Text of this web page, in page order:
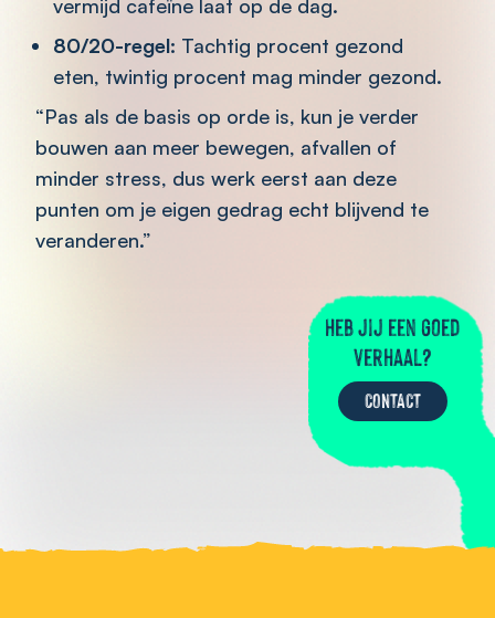
vermijd cafeïne laat op de dag.
80/20-regel: Tachtig procent gezond
eten, twintig procent mag minder gezond.
“Pas als de basis op orde is, kun je verder
bouwen aan meer bewegen, afvallen of
minder stress, dus werk eerst aan deze
punten om je eigen gedrag echt blijvend te
veranderen.”
Heb jij een goed
verhaal?
CONTACT